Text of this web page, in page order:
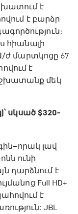
է
է բարձր
հիանալի
ժ մարտկոցը 67
է
մեկ
սկսած $320-
լավ
ունի
դարձնում է
Full HD+
է
JBL